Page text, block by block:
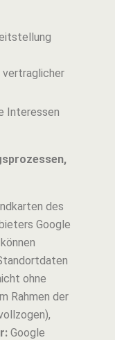
vertraglicher
Interessen
des
Google
ohne
Rahmen der
Google